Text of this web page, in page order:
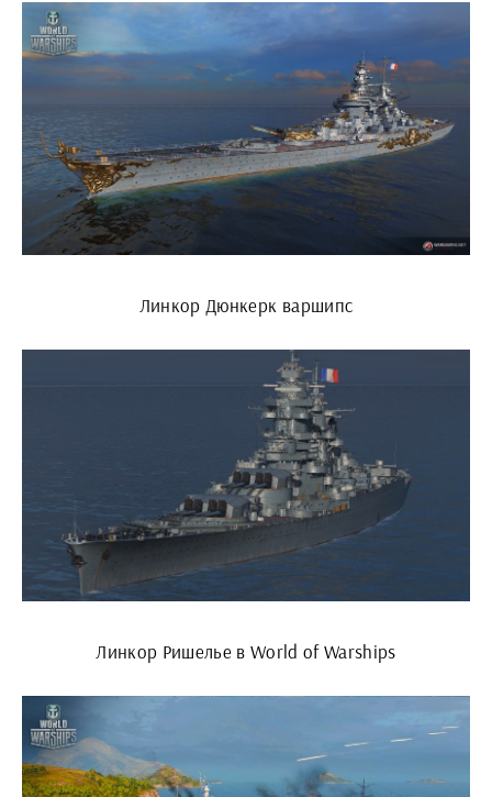
Линкор Дюнкерк варшипс
Линкор Ришелье в World of Warships